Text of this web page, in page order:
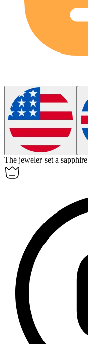
The jeweler set a sapphire